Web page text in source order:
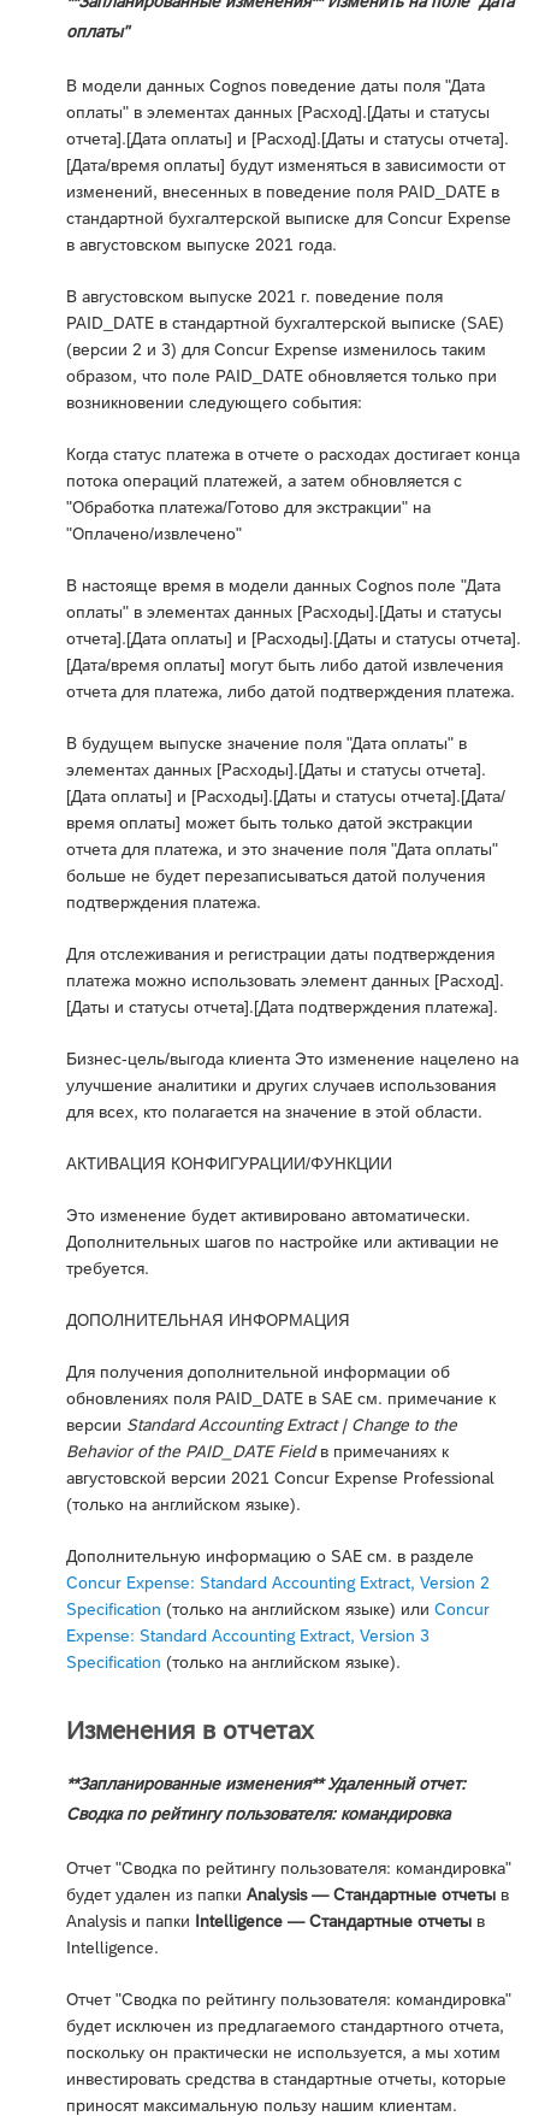
оплаты"
В модели данных Cognos поведение даты поля "Дата
оплаты" в элементах данных [Расход].[Даты и статусы
отчета].[Дата оплаты] и [Расход].[Даты и статусы отчета].
[Дата/время оплаты] будут изменяться в зависимости от
изменений, внесенных в поведение поля PAID_DATE в
стандартной бухгалтерской выписке для Concur Expense
в августовском выпуске 2021 года.
В августовском выпуске 2021 г. поведение поля
PAID_DATE в стандартной бухгалтерской выписке (SAE)
(версии 2 и 3) для Concur Expense изменилось таким
образом, что поле PAID_DATE обновляется только при
возникновении следующего события:
Когда статус платежа в отчете о расходах достигает конца
потока операций платежей, а затем обновляется с
"Обработка платежа/Готово для экстракции" на
"Оплачено/извлечено"
В настояще время в модели данных Cognos поле "Дата
оплаты" в элементах данных [Расходы].[Даты и статусы
отчета].[Дата оплаты] и [Расходы].[Даты и статусы отчета].
[Дата/время оплаты] могут быть либо датой извлечения
отчета для платежа, либо датой подтверждения платежа.
В будущем выпуске значение поля "Дата оплаты" в
элементах данных [Расходы].[Даты и статусы отчета].
[Дата оплаты] и [Расходы].[Даты и статусы отчета].[Дата/
время оплаты] может быть только датой экстракции
отчета для платежа, и это значение поля "Дата оплаты"
больше не будет перезаписываться датой получения
подтверждения платежа.
Для отслеживания и регистрации даты подтверждения
платежа можно использовать элемент данных [Расход].
[Даты и статусы отчета].[Дата подтверждения платежа].
Бизнес-цель/выгода клиента Это изменение нацелено на
улучшение аналитики и других случаев использования
для всех, кто полагается на значение в этой области.
АКТИВАЦИЯ КОНФИГУРАЦИИ/ФУНКЦИИ
Это изменение будет активировано автоматически.
Дополнительных шагов по настройке или активации не
требуется.
ДОПОЛНИТЕЛЬНАЯ ИНФОРМАЦИЯ
Для получения дополнительной информации об
обновлениях поля PAID_DATE в SAE см. примечание к
версии Standard Accounting Extract | Change to the
Behavior of the PAID_DATE Fieldв примечаниях к
августовской версии 2021 Concur Expense Professional
(только на английском языке).
Дополнительную информацию о SAE см. в разделе
Concur Expense: Standard Accounting Extract, Version 2
Specification (только на английском языке) или Concur
Expense: Standard Accounting Extract, Version 3
Specification (только на английском языке).
Изменения в отчетах
**Запланированные изменения** Удаленный отчет:
Сводка по рейтингу пользователя: командировка
Отчет "Сводка по рейтингу пользователя: командировка"
будет удален из папки Analysis — Стандартные отчеты в
Analysis и папки Intelligence — Стандартные отчеты в
Intelligence.
Отчет "Сводка по рейтингу пользователя: командировка"
будет исключен из предлагаемого стандартного отчета,
поскольку он практически не используется, а мы хотим
инвестировать средства в стандартные отчеты, которые
приносят максимальную пользу нашим клиентам.